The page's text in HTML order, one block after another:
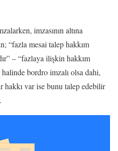
imzasının altına
“fazla mesai talep hakkım
– “fazlaya ilişkin hakkım
bordro imzalı olsa dahi,
hakkı var ise bunu talep edebilir